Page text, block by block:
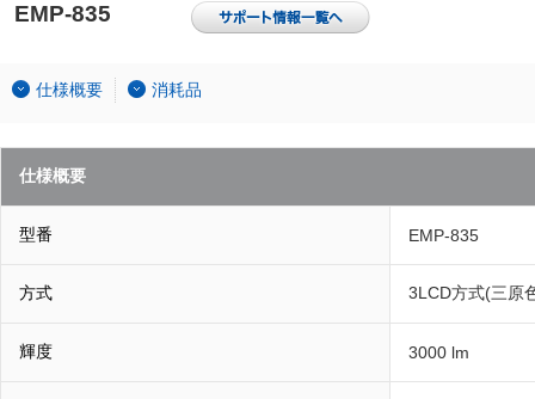
EMP-835
仕様概要 消耗品
仕様概要
型番 EMP-835
方式 3LCD方式(三原
輝度 3000 lm